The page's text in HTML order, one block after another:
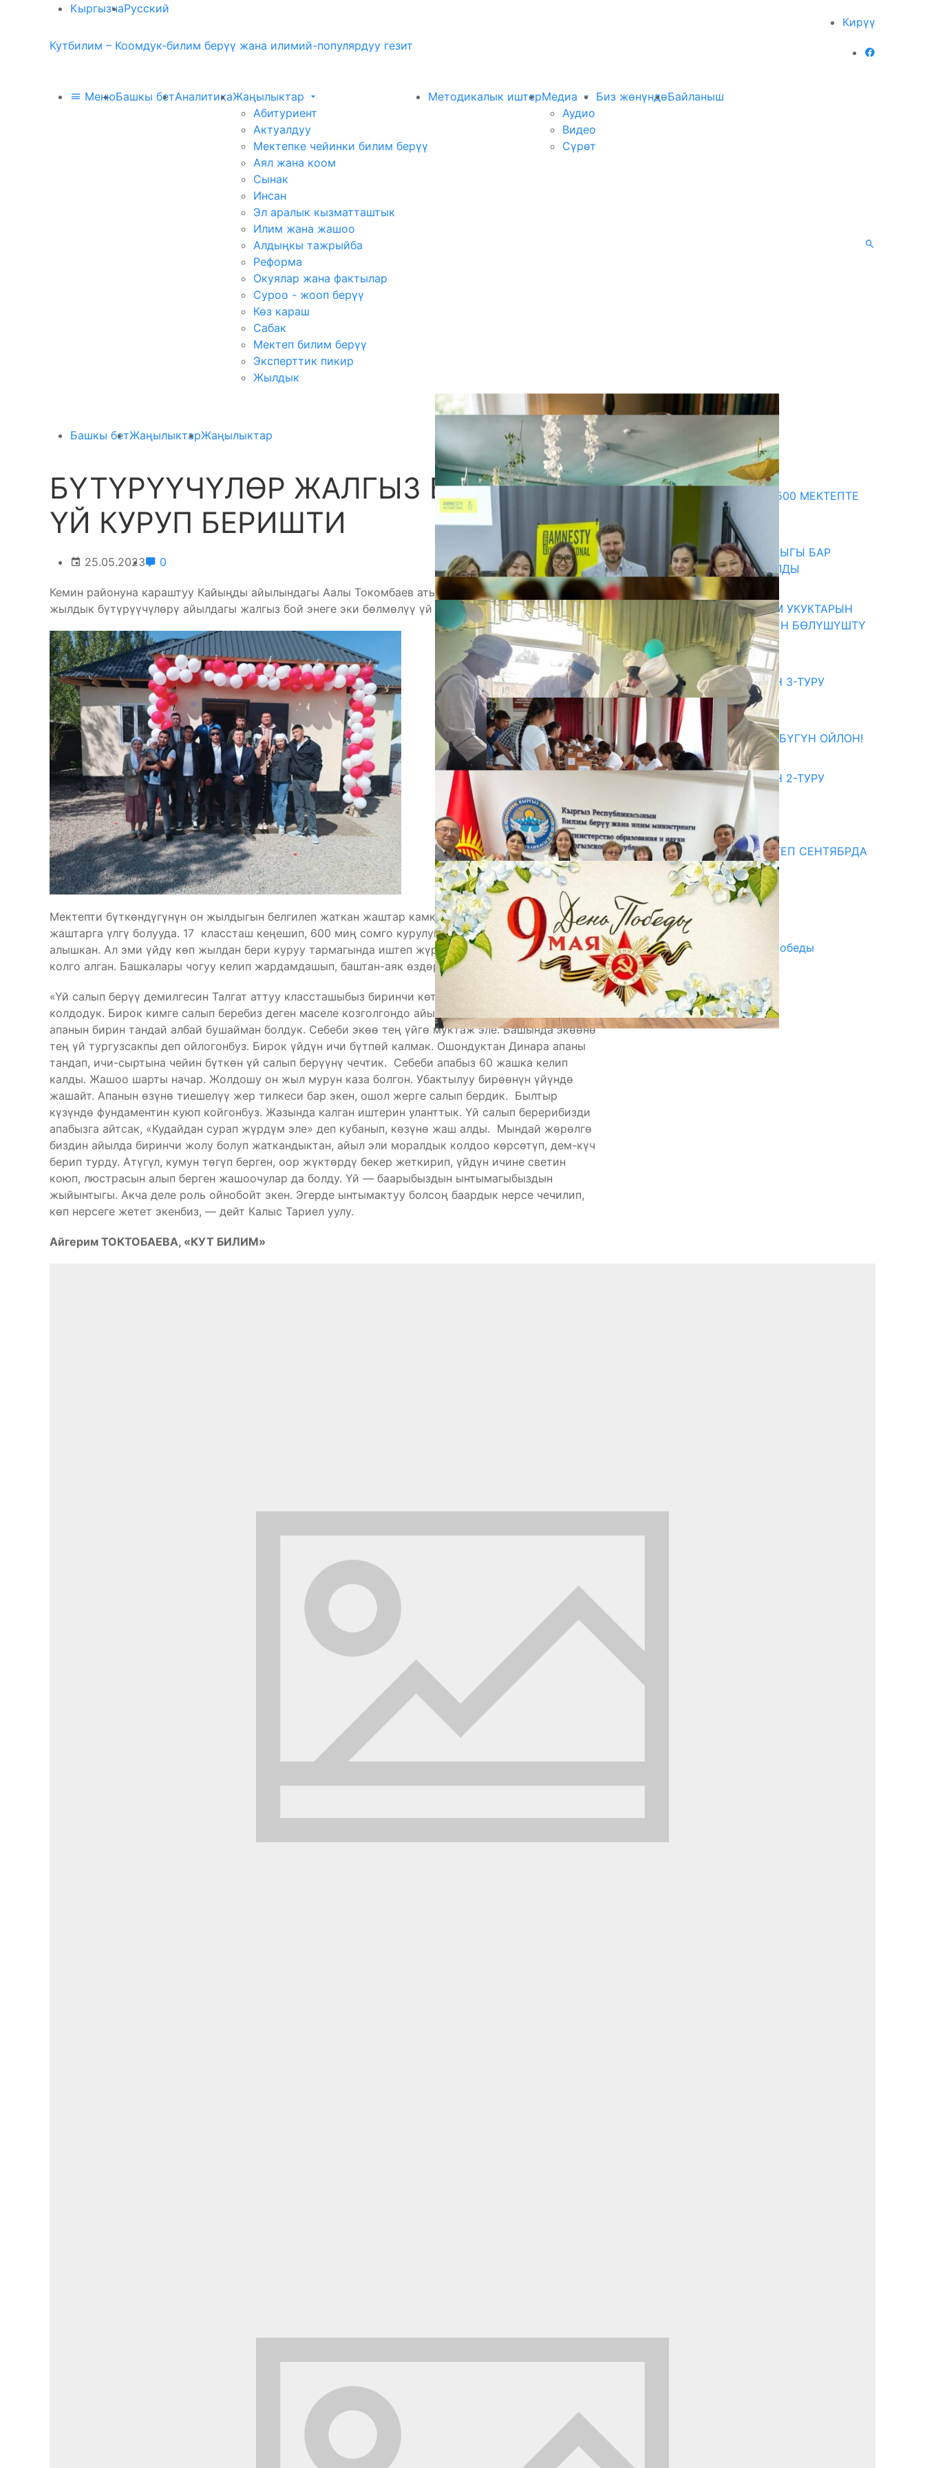
КыргызчаРусский
Кирүү
Кутбилим – Коомдук-билим берүү жана илимий-популярдуу гезит
МенюБашкы бетАналитикаЖаңылыктар
Абитуриент
Актуалдуу
Мектепке чейинки билим берүү
Аял жана коом
Сынак
Инсан
Эл аралык кызматташтык
Илим жана жашоо
Алдыңкы тажрыйба
Реформа
Окуялар жана фактылар
Суроо - жооп берүү
Көз караш
Сабак
Мектеп билим берүү
Эксперттик пикир
Жылдык
Методикалык иштерМедиа
Аудио
Видео
Сүрөт
Биз жөнүндөБайланыш
Башкы бетЖаңылыктарЖаңылыктар
БҮТҮРҮҮЧҮЛӨР ЖАЛГЫЗ БОЙ ЭНЕГЕ
ҮЙ КУРУП БЕРИШТИ
25.05.2023 0
Кемин районуна караштуу Кайыңды айылындагы Аалы Токомбаев атындагы орто мектебинин он
жылдык бүтүрүүчүлөрү айылдагы жалгыз бой энеге эки бөлмөлүү үй салып беришти.
Мектепти бүткөндүгүнүн он жылдыгын белгилеп жаткан жаштар камкор иштери менен башка
жаштарга үлгү болууда. 17 классташ кеңешип, 600 миң сомго курулуш материалдарды сатып
алышкан. Ал эми үйдү көп жылдан бери куруу тармагында иштеп жүргөн Калысбек Тариел уулу
колго алган. Башкалары чогуу келип жардамдашып, баштан-аяк өздөрү салып бүтүрүштү.
«Үй салып берүү демилгесин Талгат аттуу классташыбыз биринчи көтөрдү. Балдар кеңешип,
колдодук. Бирок кимге салып беребиз деген маселе козголгондо айылдагы эки жалгыз бой
апанын бирин тандай албай бушайман болдук. Себеби экөө тең үйгө муктаж эле. Башында экөөнө
тең үй тургузсакпы деп ойлогонбуз. Бирок үйдүн ичи бүтпөй калмак. Ошондуктан Динара апаны
тандап, ичи-сыртына чейин бүткөн үй салып берүүнү чечтик. Себеби апабыз 60 жашка келип
калды. Жашоо шарты начар. Жолдошу он жыл мурун каза болгон. Убактылуу бирөөнүн үйүндө
жашайт. Апанын өзүнө тиешелүү жер тилкеси бар экен, ошол жерге салып бердик. Былтыр
күзүндө фундаментин куюп койгонбуз. Жазында калган иштерин уланттык. Үй салып берерибизди
апабызга айтсак, «Кудайдан сурап жүрдүм эле» деп кубанып, көзүнө жаш алды. Мындай жөрөлгө
биздин айылда биринчи жолу болуп жаткандыктан, айыл эли моралдык колдоо көрсөтүп, дем-күч
берип турду. Атүгүл, кумун төгүп берген, оор жүктөрдү бекер жеткирип, үйдүн ичине светин
коюп, люстрасын алып берген жашоочулар да болду. Үй — баарыбыздын ынтымагыбыздын
жыйынтыгы. Акча деле роль ойнобойт экен. Эгерде ынтымактуу болсоң баардык нерсе чечилип,
көп нерсеге жетет экенбиз, — дейт Калыс Тариел уулу.
Айгерим ТОКТОБАЕВА, «КУТ БИЛИМ»
Акыркы жаңылыктар
ПРЕЗИДЕНТТИН ЖАРЛЫГЫ: 500 МЕКТЕПТЕ
ШАХМАТ ИЙРИМИ АЧЫЛАТ
06.08.2026
СҮЛҮКТҮ: ӨЗГӨЧӨ МУКТАЖДЫГЫ БАР
БАЛДАР ҮЧҮН БОРБОР АЧЫЛДЫ
06.08.2026
КЫРГЫЗ ЭКСПЕРТТЕРИ АДАМ УКУКТАРЫН
ОКУТУУ ТАЖРЫЙБАСЫ МЕНЕН БӨЛҮШҮШТҮ
06.08.2026
Абитуриент
ЖОЖДОРГО КАБЫЛ АЛУУНУН 3-ТУРУ
БАШТАЛДЫ
27.07.2026
ӨЗҮҢДҮН КЕЛЕЧЕГИҢ ҮЧҮН БҮГҮН ОЙЛОН!
20.07.2026
ЖОЖДОРГО КАБЫЛ АЛУУНУН 2-ТУРУ
20.07.2026
Медиа
СУЗАКТА 750 ОРУНДУУ МЕКТЕП СЕНТЯБРДА
ПАЙДАЛАНУУГА БЕРИЛЕТ
07.08.2025
Улуу Жеңиштин жандуу сөзү
29.04.2025
Награды в преддверии Дня Победы
29.04.2025